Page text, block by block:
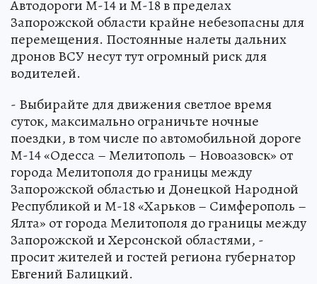
Автодороги М-14 и М-18 в пределах
Запорожской области крайне небезопасны для
перемещения. Постоянные налеты дальних
дронов ВСУ несут тут огромный риск для
водителей.
- Выбирайте для движения светлое время
суток, максимально ограничьте ночные
поездки, в том числе по автомобильной дороге
М-14 «Одесса – Мелитополь – Новоазовск» от
города Мелитополя до границы между
Запорожской областью и Донецкой Народной
Республикой и М-18 «Харьков – Симферополь –
Ялта» от города Мелитополя до границы между
Запорожской и Херсонской областями, -
просит жителей и гостей региона губернатор
Евгений Балицкий.